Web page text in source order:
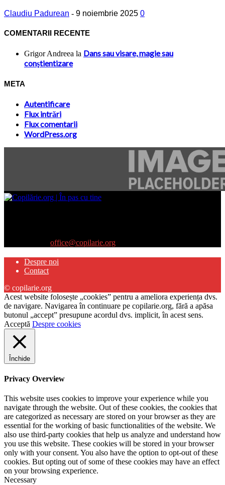
Claudiu Padurean - 9 noiembrie 2025 0
COMENTARII RECENTE
Grigor Andreea la Dans sau visare, magie sau
conştientizare
META
Autentificare
Flux intrări
Flux comentarii
WordPress.org
office@copilarie.org
Despre noi
Contact
© copilarie.org
Acest website folosește „cookies” pentru a ameliora experiența dvs.
de navigare. Navigarea în continuare pe copilarie.org, fără a apăsa
butonul „accept” presupune acordul dvs. implicit, în acest sens.
Acceptă Despre cookies
Închide
Privacy Overview
This website uses cookies to improve your experience while you
navigate through the website. Out of these cookies, the cookies that
are categorized as necessary are stored on your browser as they are
essential for the working of basic functionalities of the website. We
also use third-party cookies that help us analyze and understand how
you use this website. These cookies will be stored in your browser
only with your consent. You also have the option to opt-out of these
cookies. But opting out of some of these cookies may have an effect
on your browsing experience.
Necessary